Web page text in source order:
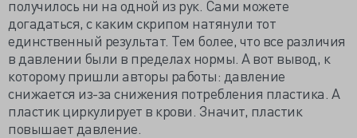
получилось ни на одной из рук. Сами можете
догадаться, с каким скрипом натянули тот
единственный результат. Тем более, что все различия
в давлении были в пределах нормы. А вот вывод, к
которому пришли авторы работы: давление
снижается из-за снижения потребления пластика. А
пластик циркулирует в крови. Значит, пластик
повышает давление.